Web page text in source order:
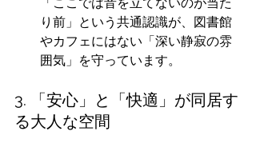
り前」という共通認識が、図書館
やカフェにはない「深い静寂の雰
囲気」を守っています。
3. 「安心」と「快適」が同居す
る大人な空間